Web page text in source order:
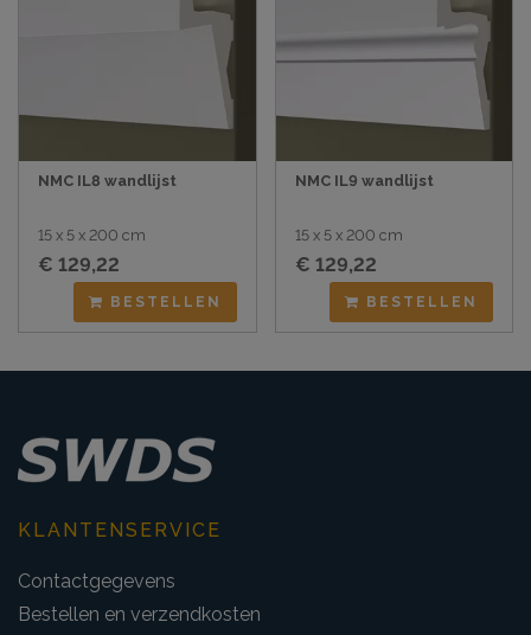
NMC IL8 wandlijst
15 x 5 x 200 cm
€ 129,22
BESTELLEN
NMC IL9 wandlijst
15 x 5 x 200 cm
€ 129,22
BESTELLEN
KLANTENSERVICE
Contactgegevens
Bestellen en verzendkosten